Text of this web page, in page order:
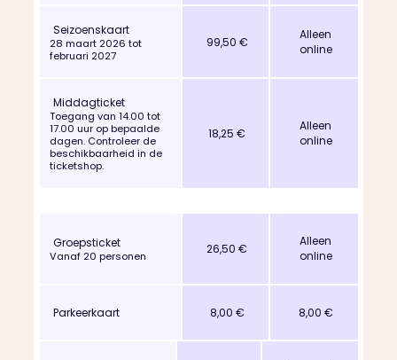
Seizoenskaart
28 maart 2026 tot
februari 2027
99,50 €
Alleen
online
Middagticket
Toegang van 14.00 tot
17.00 uur op bepaalde
dagen. Controleer de
beschikbaarheid in de
ticketshop.
18,25 €
Alleen
online
Groepsticket
Vanaf 20 personen 26,50 €
Alleen
online
Parkeerkaart 8,00 € 8,00 €